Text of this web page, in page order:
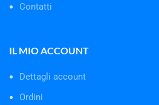
Contatti
IL MIO ACCOUNT
Dettagli account
Ordini